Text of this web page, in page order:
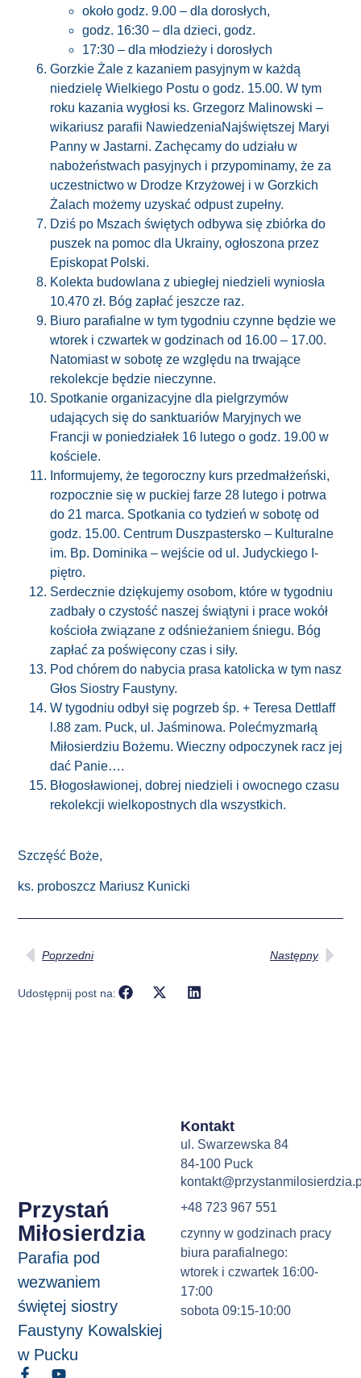
około godz. 9.00 – dla dorosłych,
godz. 16:30 – dla dzieci, godz.
17:30 – dla młodzieży i dorosłych
Gorzkie Żale z kazaniem pasyjnym w każdą
niedzielę Wielkiego Postu o godz. 15.00. W tym
roku kazania wygłosi ks. Grzegorz Malinowski –
wikariusz parafii NawiedzeniaNajświętszej Maryi
Panny w Jastarni. Zachęcamy do udziału w
nabożeństwach pasyjnych i przypominamy, że za
uczestnictwo w Drodze Krzyżowej i w Gorzkich
Żalach możemy uzyskać odpust zupełny.
Dziś po Mszach świętych odbywa się zbiórka do
puszek na pomoc dla Ukrainy, ogłoszona przez
Episkopat Polski.
Kolekta budowlana z ubiegłej niedzieli wyniosła
10.470 zł. Bóg zapłać jeszcze raz.
Biuro parafialne w tym tygodniu czynne będzie we
wtorek i czwartek w godzinach od 16.00 – 17.00.
Natomiast w sobotę ze względu na trwające
rekolekcje będzie nieczynne.
Spotkanie organizacyjne dla pielgrzymów
udających się do sanktuariów Maryjnych we
Francji w poniedziałek 16 lutego o godz. 19.00 w
kościele.
Informujemy, że tegoroczny kurs przedmałżeński,
rozpocznie się w puckiej farze 28 lutego i potrwa
do 21 marca. Spotkania co tydzień w sobotę od
godz. 15.00. Centrum Duszpastersko – Kulturalne
im. Bp. Dominika – wejście od ul. Judyckiego I-
piętro.
Serdecznie dziękujemy osobom, które w tygodniu
zadbały o czystość naszej świątyni i prace wokół
kościoła związane z odśnieżaniem śniegu. Bóg
zapłać za poświęcony czas i siły.
Pod chórem do nabycia prasa katolicka w tym nasz
Głos Siostry Faustyny.
W tygodniu odbył się pogrzeb śp. + Teresa Dettlaff
l.88 zam. Puck, ul. Jaśminowa. Polećmyzmarłą
Miłosierdziu Bożemu. Wieczny odpoczynek racz jej
dać Panie….
Błogosławionej, dobrej niedzieli i owocnego czasu
rekolekcji wielkopostnych dla wszystkich.
Szczęść Boże,
ks. proboszcz Mariusz Kunicki
Poprzedni Następny
Udostępnij post na:
Przystań
Miłosierdzia
Parafia pod
wezwaniem
świętej siostry
Faustyny Kowalskiej
w Pucku
Kontakt
ul. Swarzewska 84
84-100 Puck
+48 723 967 551
czynny w godzinach pracy
biura parafialnego:
wtorek i czwartek 16:00-
17:00
sobota 09:15-10:00